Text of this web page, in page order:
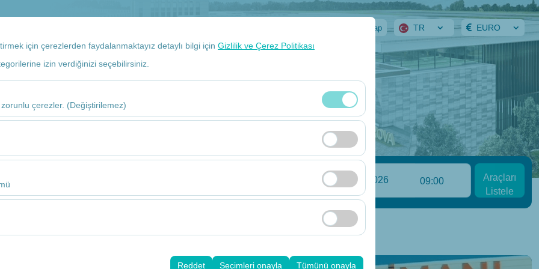
için çerezlerden faydalanmaktayız detaylı bilgi için Gizlilik ve Çerez Politikası
izin verdiğinizi seçebilirsiniz.
zorunlu çerezler. (Değiştirilemez)
şekilde çalışması, güvenlik, oturum yönetimi ve temel işlevler için gereklidir. Devre dışı
kullanıldığını (ziyaretçi sayısı, en çok ziyaret edilen sayfalar, kullanıcı davranışları)
veriler, web sitesi performansını ölçmek ve kullanıcı deneyimini sürekli iyileştirmek için
uygun kişiselleştirilmiş reklamlar göstermemize ve reklam kampanyalarımızın
tıklama oranı) ölçmemize olanak tanır.
ve sürekliliğini sağlamak amacıyla kullanılır.
Reddet Seçimleri onayla Tümünü onayla
Giriş Yap TR EURO
Kiralama
09:00
Araçları
Listele